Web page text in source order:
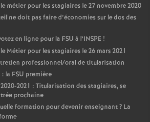
métier pour les stagiaires le 27 novembre 2020
ne doit pas faire d’économies sur le dos des
en ligne pour la FSU à l’INSPE !
Métier pour les stagiaires le 26 mars 2021
professionnel/oral de titularisation
: la FSU première
2021 : Titularisation des stagiaires, se
prochaine
formation pour devenir enseignant? La